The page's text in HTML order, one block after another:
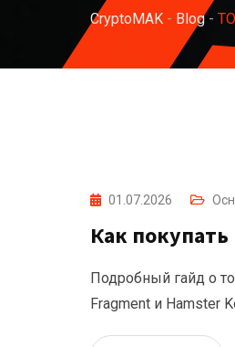
CryptoMAK - Blog-
01.07.2026
Как
Подробный гайд о
Fragment и Hamster